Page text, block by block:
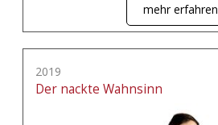
mehr erfahren
2019
Der nackte Wahnsinn